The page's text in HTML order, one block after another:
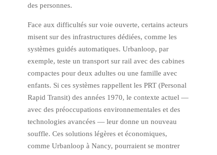
des personnes.
Face aux difficultés sur voie ouverte, certains acteurs
misent sur des infrastructures dédiées, comme les
systèmes guidés automatiques. Urbanloop, par
exemple, teste un transport sur rail avec des cabines
compactes pour deux adultes ou une famille avec
enfants. Si ces systèmes rappellent les PRT (Personal
Rapid Transit) des années 1970, le contexte actuel —
avec des préoccupations environnementales et des
technologies avancées — leur donne un nouveau
souffle. Ces solutions légères et économiques,
comme Urbanloop à Nancy, pourraient se montrer